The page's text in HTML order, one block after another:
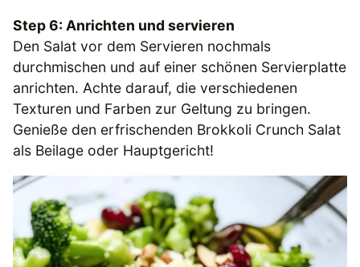
Step 6: Anrichten und servieren
Den Salat vor dem Servieren nochmals
durchmischen und auf einer schönen Servierplatte
anrichten. Achte darauf, die verschiedenen
Texturen und Farben zur Geltung zu bringen.
Genieße den erfrischenden Brokkoli Crunch Salat
als Beilage oder Hauptgericht!